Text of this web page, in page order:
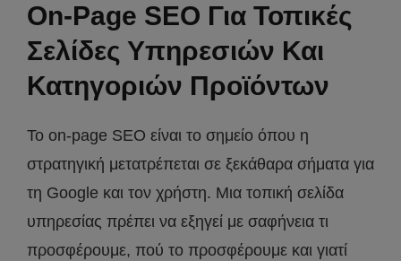
On-Page SEO Για Τοπικές
Σελίδες Υπηρεσιών Και
Κατηγοριών Προϊόντων
Το on-page SEO είναι το σημείο όπου η
στρατηγική μετατρέπεται σε ξεκάθαρα σήματα για
τη Google και τον χρήστη. Μια τοπική σελίδα
υπηρεσίας πρέπει να εξηγεί με σαφήνεια τι
προσφέρουμε, πού το προσφέρουμε και γιατί